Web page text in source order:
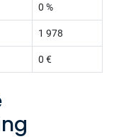
0 %
1 978
0 €